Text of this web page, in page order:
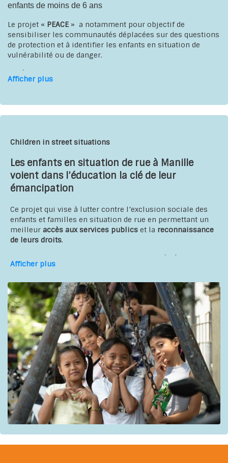
enfants de moins de 6 ans
Le projet « PEACE » a notamment pour objectif de
sensibiliser les communautés déplacées sur des questions
de protection et à identifier les enfants en situation de
vulnérabilité ou de danger.
qualité du préscolaire par le déploiement d’un imagier et
Bénéficiaires:enfants de 0 à 6 ans et leurs familles,
centres communautaires
Partenaires :
Association des jeunes pour le bien-être familial
(AJBF)
pour le Développement (ACICD)
Terre des Hommes ; Educo ; Intersos.
Afficher plus
Children in street situations
Les enfants en situation de rue à Manille
voient dans l’éducation la clé de leur
émancipation
Ce projet qui vise à lutter contre l’exclusion sociale des
enfants et familles en situation de rue en permettant un
meilleur accès aux services publics et la reconnaissance
de leurs droits.
éducation alternative de qualité et favorisant leur
réintégration scolaire. Ainsi au quotidien, les personnes
professionnelles du travail social se déplacent dans des
minibus équipés de matériel pédagogique et dispensent
différentes activités : soutien scolaire, sensibilisation à
l’hygiène etc.
Le but est également de promouvoir le droit des enfants à
la protection enrenforçant les capacitésdes jeunes et
des parents / tuteurs, OSC, gouvernement pour une
prévention, une gestion de cas et une réponse efficace et
de qualité. Les autorités nationales et locales
responsables de leur protection sont également
appuyées pour l’élaboration depolitiques inclusivesen
faveur des enfants et familles en situation de rue.
Bénéficiaires:enfants en situation de rue et leur
Afficher plus